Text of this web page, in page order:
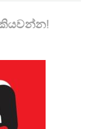
කියවන්න!